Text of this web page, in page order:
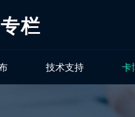
栏
技术支持 卡